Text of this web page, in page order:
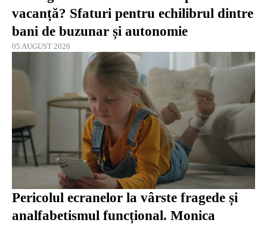
vacanță? Sfaturi pentru echilibrul dintre
bani de buzunar și autonomie
05 AUGUST 2026
Pericolul ecranelor la vârste fragede și
analfabetismul funcțional. Monica